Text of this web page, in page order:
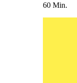
60 Min.